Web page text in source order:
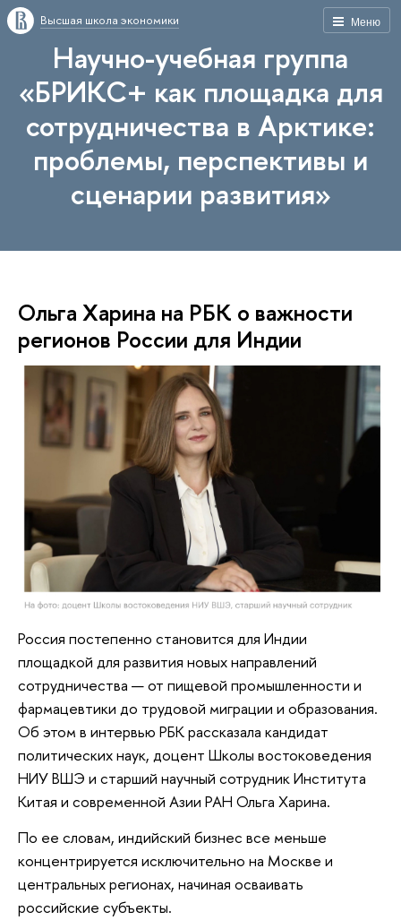
Меню
Высшая школа экономики
Научно-учебная группа
«БРИКС+ как площадка для
сотрудничества в Арктике:
проблемы, перспективы и
сценарии развития»
Ольга Харина на РБК о важности
регионов России для Индии
Россия постепенно становится для Индии
площадкой для развития новых направлений
сотрудничества — от пищевой промышленности и
фармацевтики до трудовой миграции и образования.
Об этом в интервью РБК рассказала кандидат
политических наук, доцент Школы востоковедения
НИУ ВШЭ и старший научный сотрудник Института
Китая и современной Азии РАН Ольга Харина.
По ее словам, индийский бизнес все меньше
концентрируется исключительно на Москве и
центральных регионах, начиная осваивать
российские субъекты.